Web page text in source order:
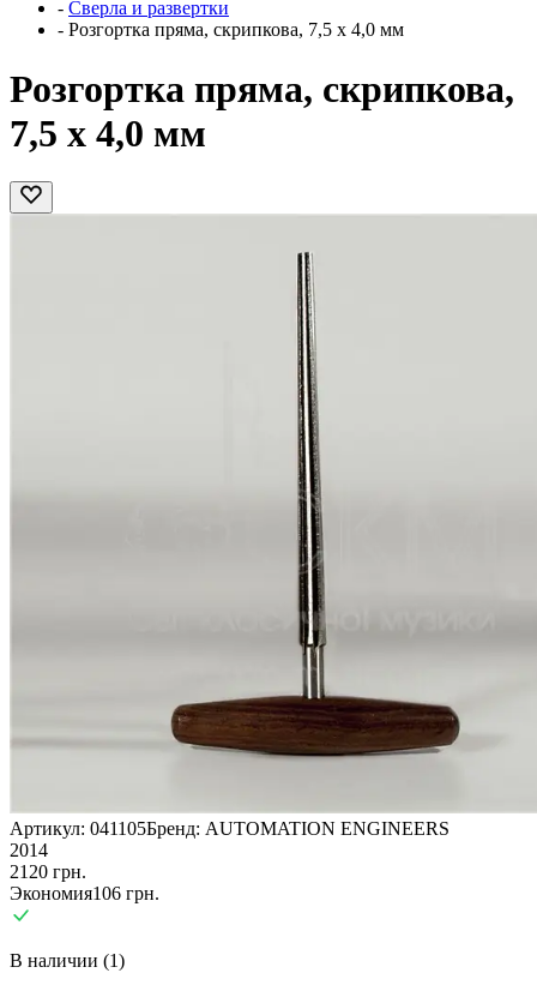
- Сверла и развертки
- Розгортка пряма, скрипкова, 7,5 х 4,0 мм
Розгортка пряма, скрипкова,
7,5 х 4,0 мм
Артикул: 041105Бренд: AUTOMATION ENGINEERS
2014
2120 грн.
Экономия106 грн.
В наличии (1)